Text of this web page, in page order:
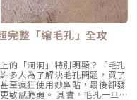
美觀念的演變，越來越多人
起來僵硬或過度膨脹。Profhilo
的「重建」式作用。Profhilo
布於肌膚真皮層，從底層刺激
復能力，讓效果柔和自然，能
貼近肌膚自然老化的邏輯。此
入式」與「預防型保養」的
的空缺，不需像肉毒桿菌那樣
復期。對於生活忙碌、注重效
許多人延緩老化、提升膚質的
失的骨架支撐。這種「由內拉
趨勢。五、 2026 醫美行情與
會發現市場行情落差很大。身
原廠探頭成本、儀器維護、以
原廠授權：施打前請掃描儀
頭。 選擇認證醫師：音波拉
的醫師，才能在「安全邊界
為了成就更好的自己我常
而在於「找回最巔峰狀態的
己露出自信的微笑，那是我身
為什麼是 1726nm 波長？「專
長會被不同的目標物（如黑色
非常特殊，它在人體組織
分吸收的 2 倍。當 AviClear
含油脂的「皮脂腺」大量吸
的皮脂腺細胞，變得萎縮、分
易堵塞，痤瘡桿菌也失去了生
AviCool™ 藍寶石冷卻系統：
深層的皮脂腺，表皮會不會被
完整「縮毛孔」全攻
的「洞洞」特別明顯？「毛孔
多人為了解決毛孔問題，買了
至瘋狂使用妙鼻貼，最後卻發
敏感脆弱。 其實，毛孔一旦